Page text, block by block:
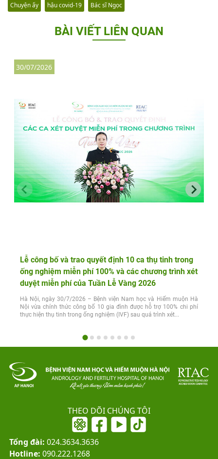
Chuyện ấy
hậu covid-19 Bác sĩ Ngọc
BÀI VIẾT LIÊN QUAN
Lễ công bố và trao quyết định 10 ca thụ tinh trong
ống nghiệm miễn phí 100% và các chương trình xét
duyệt miễn phí của Tuần Lễ Vàng 2026
Hà Nội, ngày 30/7/2026 – Bệnh viện Nam học và Hiếm muộn Hà
Nội vừa chính thức công bố 10 gia đình được hỗ trợ 100% chi phí
thực hiện thụ tinh trong ống nghiệm (IVF) sau quá trình xét...
30/07/2026
THEO DÕI CHÚNG TÔI
Tổng đài: 024.3634.3636
Hotline: 090.222.1268